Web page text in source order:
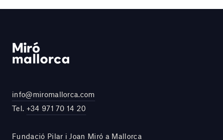
info@miromallorca.com
Tel. +34 971 70 14 20
Fundació Pilar i Joan Miró a Mallorca